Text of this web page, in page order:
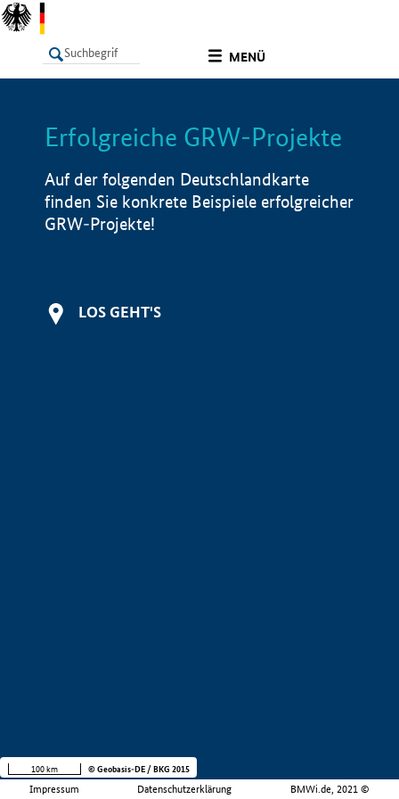
MENÜ
LISTE Info
Erfolgreiche GRW-Projekte
Auf der folgenden Deutschlandkarte
finden Sie konkrete Beispiele erfolgreicher
GRW-Projekte!
LOS GEHT'S
Impressum Datenschutzerklärung BMWi.de, 2021 ©
100 km © Geobasis-DE / BKG 2015